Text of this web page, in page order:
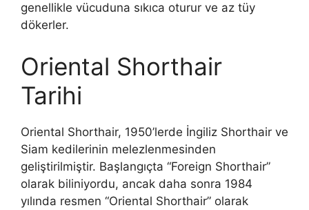
genellikle vücuduna sıkıca oturur ve az tüy
dökerler.
Oriental Shorthair
Tarihi
Oriental Shorthair, 1950’lerde İngiliz Shorthair ve
Siam kedilerinin melezlenmesinden
geliştirilmiştir. Başlangıçta “Foreign Shorthair”
olarak biliniyordu, ancak daha sonra 1984
yılında resmen “Oriental Shorthair” olarak